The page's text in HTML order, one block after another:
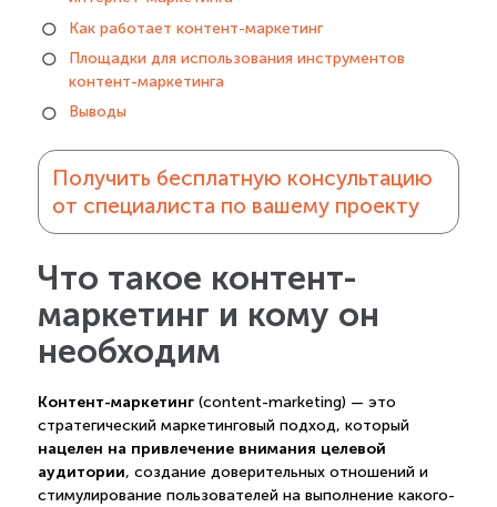
Как работает контент-маркетинг
Площадки для использования инструментов
контент-маркетинга
Выводы
Получить бесплатную консультацию
от специалиста по вашему проекту
Что такое контент-
маркетинг и кому он
необходим
Контент-маркетинг(content-marketing) — это
стратегический маркетинговый подход, который
нацелен на привлечение внимания целевой
аудитории, создание доверительных отношений и
стимулирование пользователей на выполнение какого-